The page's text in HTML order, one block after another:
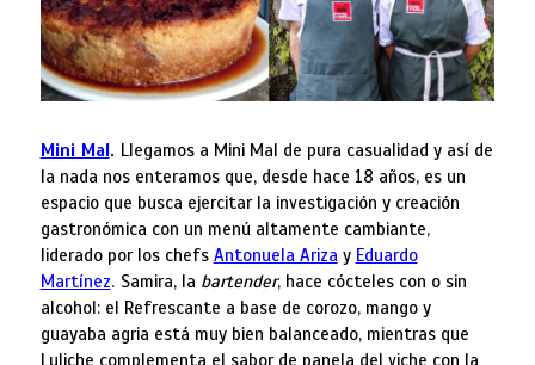
Mini Mal. Llegamos a Mini Mal de pura casualidad y así de
la nada nos enteramos que, desde hace 18 años, es un
espacio que busca ejercitar la investigación y creación
gastronómica con un menú altamente cambiante,
liderado por los chefs Antonuela Ariza y Eduardo
Martínez. Samira, la bartender, hace cócteles con o sin
alcohol: el Refrescante a base de corozo, mango y
guayaba agria está muy bien balanceado, mientras que
Luliche complementa el sabor de panela del viche con la